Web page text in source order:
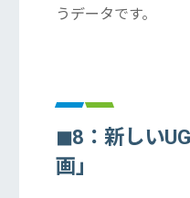
うデータです。
◼︎8：新しい
画」